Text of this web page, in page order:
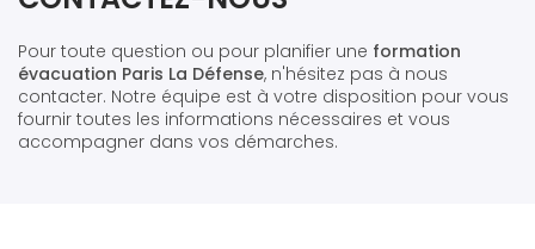
Pour toute question ou pour planifier une formation
évacuation Paris La Défense, n'hésitez pas à nous
contacter. Notre équipe est à votre disposition pour vous
fournir toutes les informations nécessaires et vous
accompagner dans vos démarches.